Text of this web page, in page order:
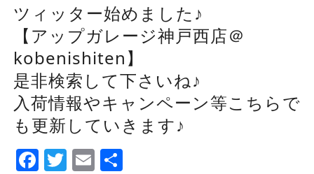
ツィッター始めました♪
【アップガレージ神戸西店＠
kobenishiten】
是非検索して下さいね♪
入荷情報やキャンペーン等こちらで
も更新していきます♪
Facebook
Twitter
EmailShare